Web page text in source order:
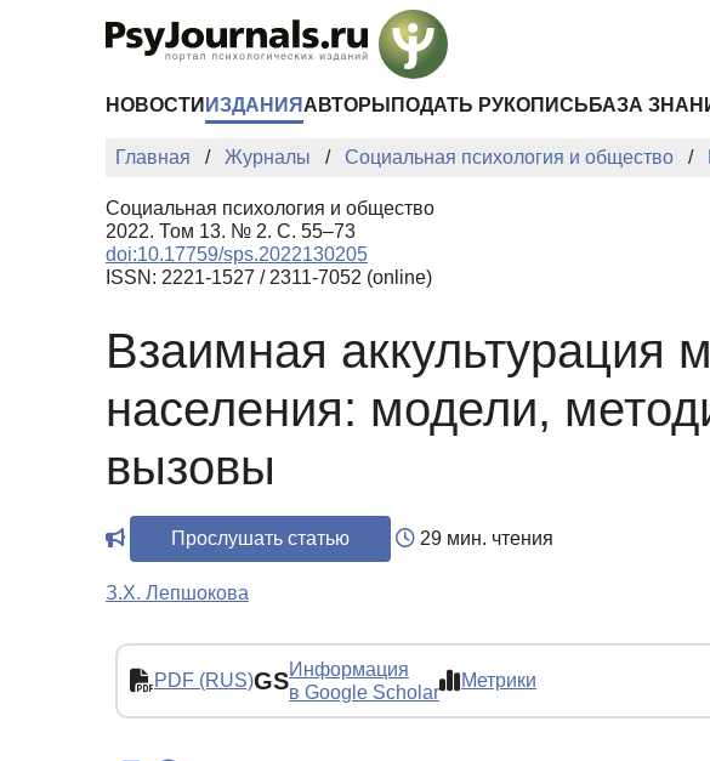
НОВОСТИ ИЗДАНИЯ АВТОРЫ ПОДАТЬ РУКОПИСЬ БАЗА
Главная Журналы Социальная психология и общество
Социальная психология и общество
2022. Том 13. № 2. С. 55–73
doi:10.17759/sps.2022130205
ISSN: 2221-1527 / 2311-7052 (online)
Взаимная аккультурация
населения: модели,
вызовы
Прослушать статью 29 мин. чтения
З.Х. Лепшокова
PDF (RUS)GSИнформация
в Google Scholar
Метрики